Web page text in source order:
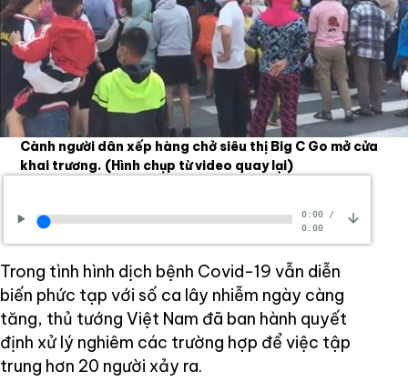
Cành người dân xếp hàng chở siêu thị Big C Go mở cửa
khai trương. (Hình chụp từ video quay lại)
0:00/
0:00
Trong tình hình dịch bệnh Covid-19 vẫn diễn
biến phức tạp với số ca lây nhiễm ngày càng
tăng, thủ tướng Việt Nam đã ban hành quyết
định xử lý nghiêm các trường hợp để việc tập
trung hơn 20 người xảy ra.